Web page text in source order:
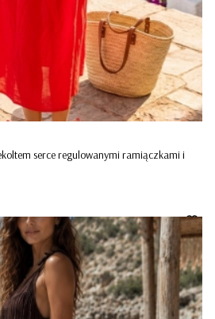
serce regulowanymi ramiączkami i